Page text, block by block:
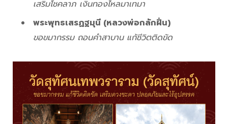
เสริมโชคลาภ เงินทองไหลมาเทมา
พระพุทธเสรฏฐมุนี (หลวงพ่อกลักฝิ่น)
ขอขมากรรม ถอนคำสาบาน แก้ชีวิตติดขัด